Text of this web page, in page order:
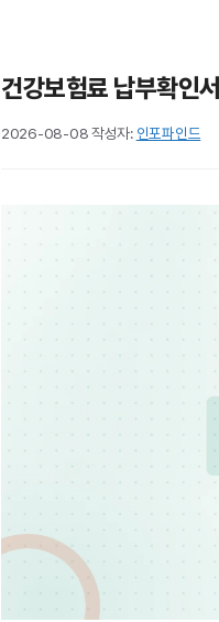
건강보험료 납부확인
2026-08-08작성자: 인포파인드